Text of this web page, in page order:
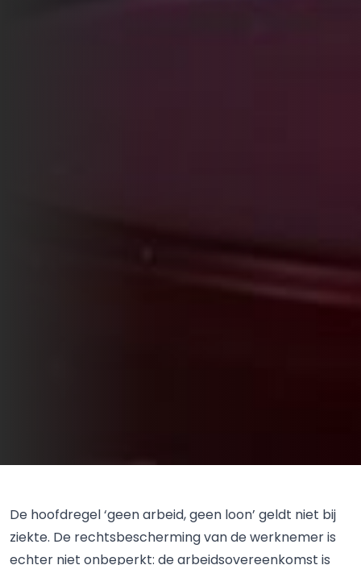
De hoofdregel ‘geen arbeid, geen loon’ geldt niet bij
ziekte. De rechtsbescherming van de werknemer is
echter niet onbeperkt: de arbeidsovereenkomst is